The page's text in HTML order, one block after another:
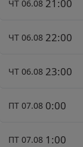
ЧТ 06.08 21:00
ЧТ 06.08 22:00
ЧТ 06.08 23:00
ПТ 07.08 0:00
ПТ 07.08 1:00